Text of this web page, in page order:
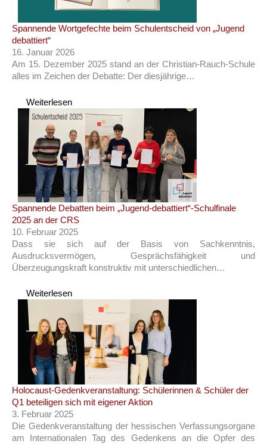
Spannende Wortgefechte beim Schulentscheid von „Jugend
debattiert“
16. Januar 2026
Am 15. Dezember 2025 stand an der Christian-Rauch-Schule
alles im Zeichen der Debatte: Der diesjährige…
Weiterlesen
Spannende Debatten beim „Jugend-debattiert“-Schulfinale
2025 an der CRS
10. Februar 2025
Dass sie sich auf der Basis von Sachkenntnis,
Ausdrucksvermögen, Gesprächsfähigkeit und
Überzeugungskraft konstruktiv mit unterschiedlichen…
Weiterlesen
Holocaust-Gedenkveranstaltung: Schülerinnen & Schüler der
Q1 beteiligen sich mit eigener Aktion
3. Februar 2025
Die Gedenkveranstaltung der hessischen Verfassungsorgane
am Internationalen Tag des Gedenkens an die Opfer des